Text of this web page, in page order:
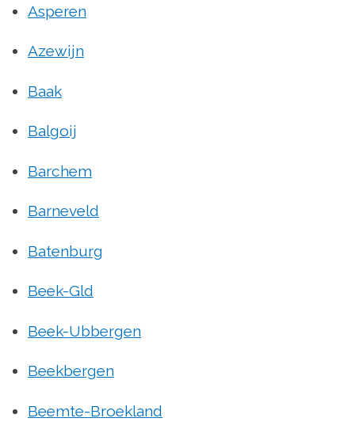
Asperen
Azewijn
Baak
Balgoij
Barchem
Barneveld
Batenburg
Beek-Gld
Beek-Ubbergen
Beekbergen
Beemte-Broekland